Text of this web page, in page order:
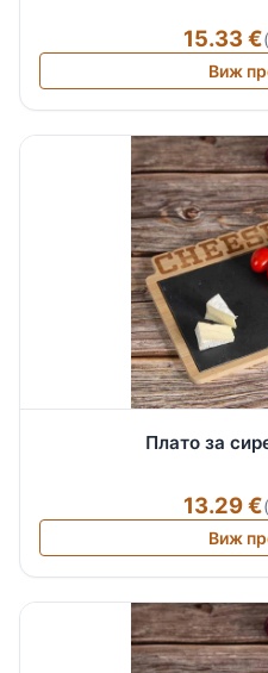
15.33 €
Виж
Плато за
13.29 €
Виж